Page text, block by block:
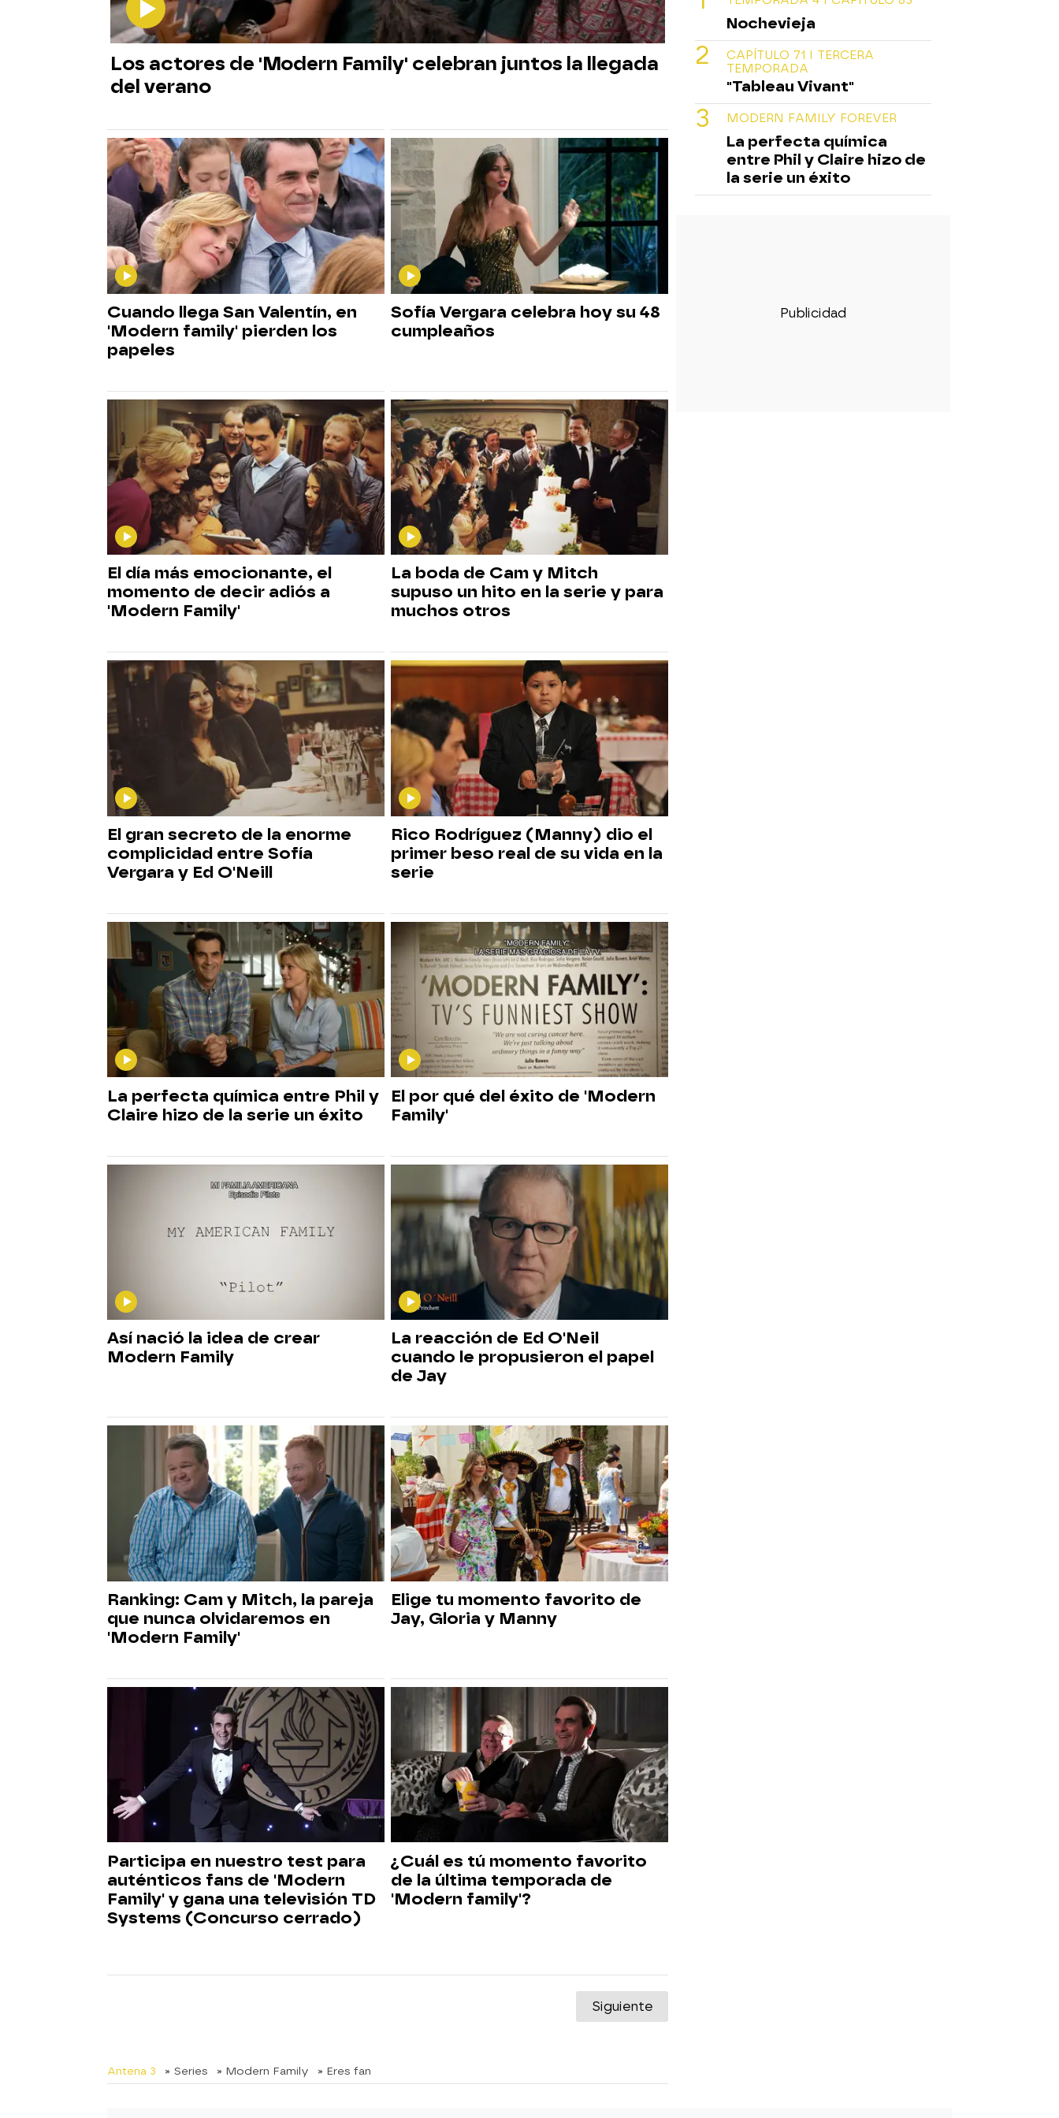
Los actores de 'Modern Family' celebran juntos la llegada
del verano
Cuando llega San Valentín, en
'Modern family' pierden los
papeles
Sofía Vergara celebra hoy su 48
cumpleaños
El día más emocionante, el
momento de decir adiós a
'Modern Family'
La boda de Cam y Mitch
supuso un hito en la serie y para
muchos otros
El gran secreto de la enorme
complicidad entre Sofía
Vergara y Ed O'Neill
Rico Rodríguez (Manny) dio el
primer beso real de su vida en la
serie
La perfecta química entre Phil y
Claire hizo de la serie un éxito
El por qué del éxito de 'Modern
Family'
Así nació la idea de crear
Modern Family
La reacción de Ed O'Neil
cuando le propusieron el papel
de Jay
Ranking: Cam y Mitch, la pareja
que nunca olvidaremos en
'Modern Family'
Elige tu momento favorito de
Jay, Gloria y Manny
Participa en nuestro test para
auténticos fans de 'Modern
Family' y gana una televisión TD
Systems (Concurso cerrado)
¿Cuál es tú momento favorito
de la última temporada de
'Modern family'?
Siguiente
Antena 3 » Series » Modern Family » Eres fan
Nochevieja
CAPÍTULO 71 I TERCERA
TEMPORADA
"Tableau Vivant"
MODERN FAMILY FOREVER
La perfecta química
entre Phil y Claire hizo de
la serie un éxito